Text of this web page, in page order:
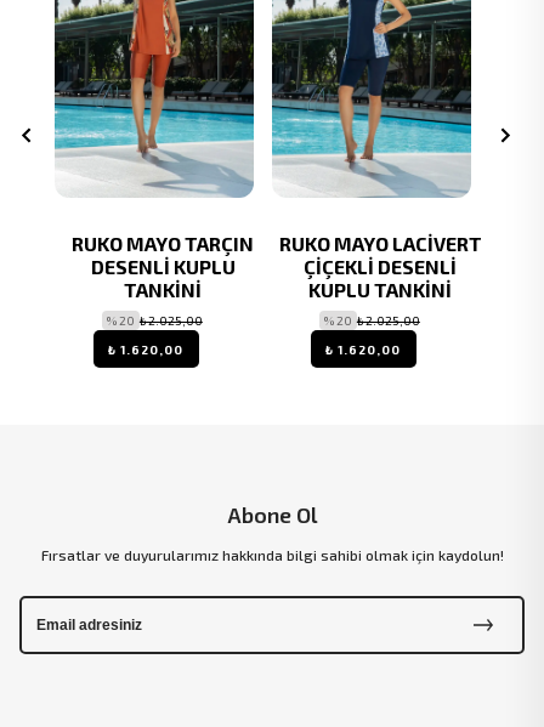
RUKO MAYO TARÇIN
DESENLİ KUPLU
TANKİNİ
% 20 ₺ 2.025,00
₺ 1.620,00
RUKO MAYO LACİVERT
ÇİÇEKLİ DESENLİ
KUPLU TANKİNİ
% 20 ₺ 2.025,00
₺ 1.620,00
Abone Ol
Fırsatlar ve duyurularımız hakkında bilgi sahibi olmak için kaydolun!